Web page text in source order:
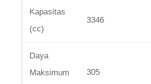
Kapasitas
(cc)
3346
Daya
Maksimum
305